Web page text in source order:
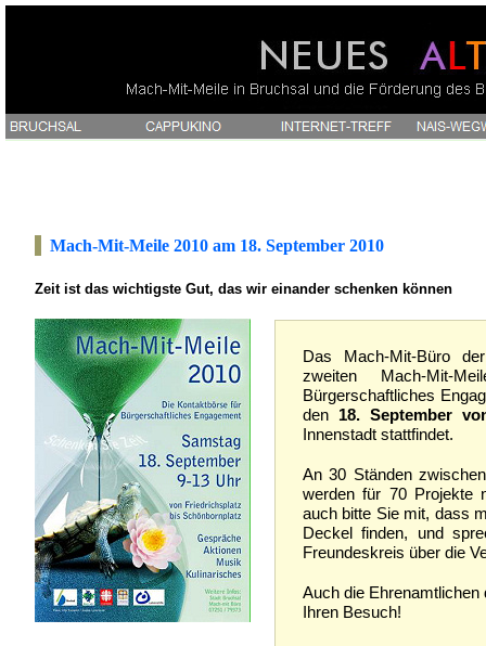
Mach-Mit-Meile 2010 am 18. September 2010
Zeit ist das wichtigste Gut, das wir einander schenken können
Das Mach-Mit-Büro
zweiten Mach-Mit-
Bürgerschaftliches
den 18. September
Innenstadt stattfindet.
An 30 Ständen
werden für 70 Projekte
auch bitte Sie mit, dass
Deckel finden, und
Freundeskreis über die
Auch die
Ihren Besuch!